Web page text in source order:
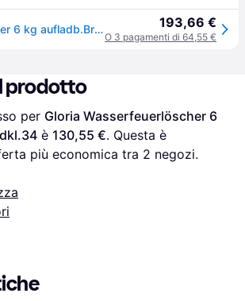
Wasserfeuerlöscher 6 kg aufladb.Brandkl.34 - 25.83 KG, A m.Wandh. 193,66 €
O 3 pagamenti di 64,55 €
prodotto
per Gloria Wasserfeuerlöscher 6
è 130,55 €. Questa è
più economica tra 2 negozi.